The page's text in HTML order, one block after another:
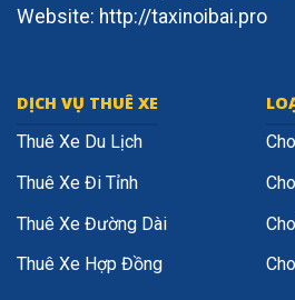
Website: http://taxinoibai.pro
DỊCH VỤ THUÊ XE
Thuê Xe Du Lịch
Thuê Xe Đi Tỉnh
Thuê Xe Đường Dài
Thuê Xe Hợp Đồng